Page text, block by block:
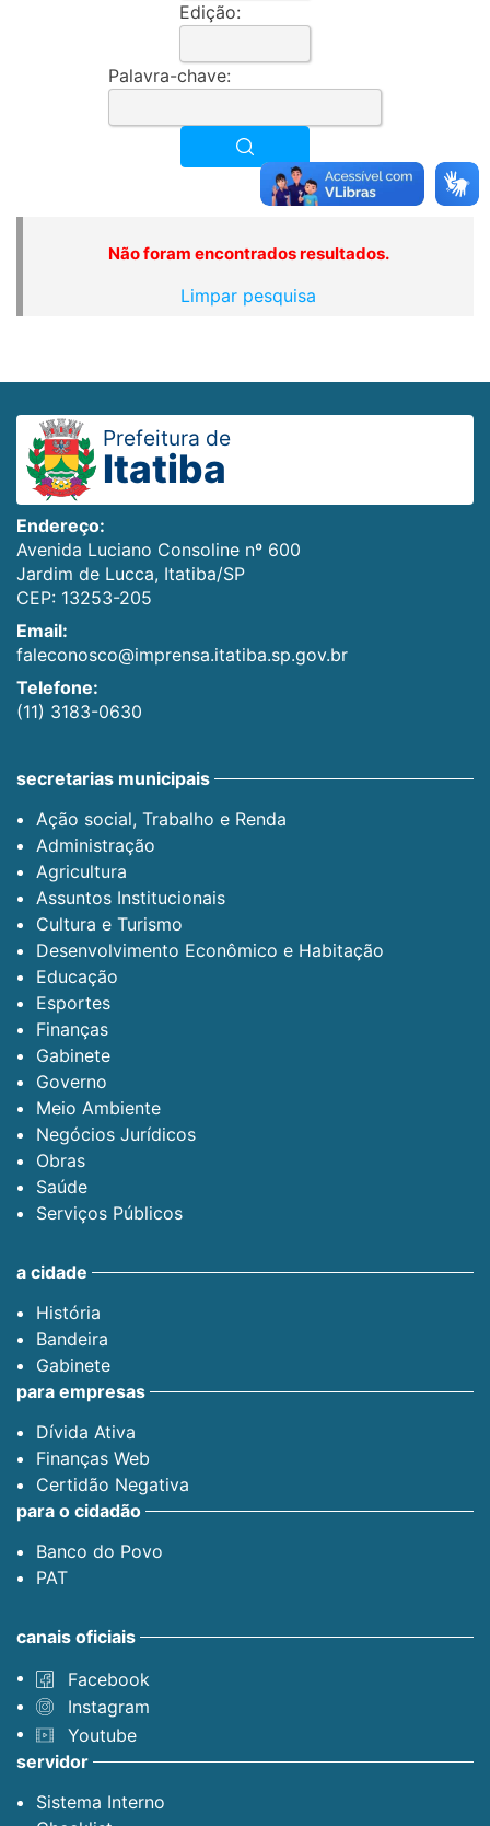
Edição:
Palavra-chave:
Não foram encontrados resultados.
Limpar pesquisa
Prefeitura de
Itatiba
Endereço:
Avenida Luciano Consoline nº 600
Jardim de Lucca, Itatiba/SP
CEP: 13253-205
Email:
faleconosco@imprensa.itatiba.sp.gov.br
Telefone:
(11) 3183-0630
secretarias municipais
Ação social, Trabalho e Renda
Administração
Agricultura
Assuntos Institucionais
Cultura e Turismo
Desenvolvimento Econômico e Habitação
Educação
Esportes
Finanças
Gabinete
Governo
Meio Ambiente
Negócios Jurídicos
Obras
Saúde
Serviços Públicos
a cidade
História
Bandeira
Gabinete
para empresas
Dívida Ativa
Finanças Web
Certidão Negativa
para o cidadão
Banco do Povo
PAT
canais oficiais
Facebook
Instagram
Youtube
servidor
Sistema Interno